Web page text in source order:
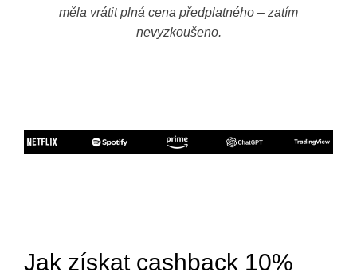
měla vrátit plná cena předplatného – zatím
nevyzkoušeno.
Jak získat cashback 10%